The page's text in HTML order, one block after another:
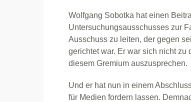
Wolfgang Sobotka hat einen
Untersuchungsausschusses zur
Ausschuss zu leiten, der gegen
gerichtet war. Er war sich nicht zu
diesem Gremium auszusprechen.
Und er hat nun in einem
für Medien fordern lassen.